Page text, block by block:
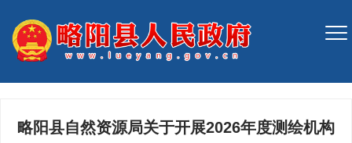
略阳县自然资源局关于开展2026年度测绘机构